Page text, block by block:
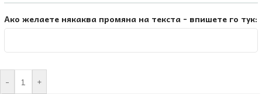
Ако желаете някаква промяна на текста - впишете го тук:
- +